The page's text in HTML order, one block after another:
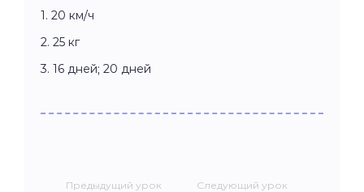
1. 20 км/ч
2. 25 кг
3. 16 дней; 20 дней
Предыдущий урок Следующий урок